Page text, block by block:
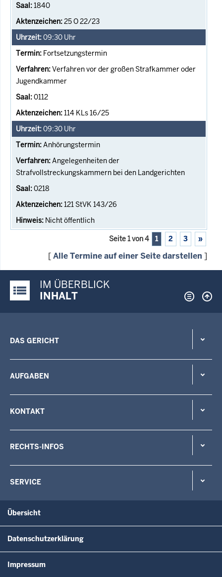
1840
25 O 22/23
09:30 Uhr
Fortsetzungstermin
Verfahren vor der großen Strafkammer oder
Jugendkammer
0112
114 KLs 16/25
09:30 Uhr
Anhörungstermin
Angelegenheiten der
Strafvollstreckungskammern bei den Landgerichten
0218
121 StVK 143/26
Nicht öffentlich
Seite 1 von 4 1 2 3 »
[Alle Termine auf einer Seite darstellen ]
Justiz-Portal im Überblick:
IM ÜBERBLICK
INHALT
DAS GERICHT
AUFGABEN
KONTAKT
RECHTS-INFOS
SERVICE
Übersicht
Datenschutzerklärung
Impressum